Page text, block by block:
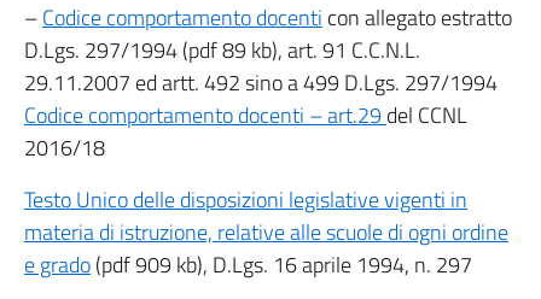
–Codice comportamento docenti con allegato estratto
D.Lgs. 297/1994 (pdf 89 kb), art. 91 C.C.N.L.
29.11.2007 ed artt. 492 sino a 499 D.Lgs. 297/1994
Codice comportamento docenti – art.29 del CCNL
2016/18
Testo Unico delle disposizioni legislative vigenti in
materia di istruzione, relative alle scuole di ogni ordine
e grado(pdf 909 kb), D.Lgs. 16 aprile 1994, n. 297